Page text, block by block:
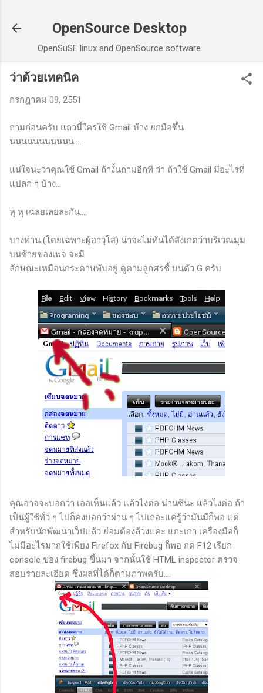
OpenSource Desktop
OpenSuSE linux and OpenSource software
ว่าด้วยเทคนิค
กรกฎาคม 09, 2551
ถามก่อนครับ แถวนี้ใครใช้ Gmail บ้าง ยกมือขึ้น
นนนนนนนนนนน....
แน่ใจนะว่าคุณใช้ Gmail ถ้างั้นถามอีกที ว่า ถ้าใช้ Gmail มีอะไรที่
แปลก ๆ บ้าง...
หุ หุ เฉลยเลยละกัน....
บางท่าน (โดยเฉพาะผู้อาวุโส) น่าจะไม่ทันได้สังเกตว่าบริเวณมุม
บนซ้ายของเพจ จะมี
ลักษณะเหมือนกระดาษพับอยู่ ดูตามลูกศรชี้ บนตัว G ครับ
คุณอาจจะบอกว่า เออเห็นแล้ว แล้วไงต่อ น่านซินะ แล้วไงต่อ ถ้า
เป็นผู้ใช้ทั่ว ๆ ไปก็คงบอกว่าผ่าน ๆ ไปเถอะแค่รู้ว่ามันมีก็พอ แต่
สำหรับนักพัฒนาเว็ปแล้ว ย่อมต้องล้วงแคะ แกะเกา เครื่องมือก็
ไม่มีอะไรมากใช้เพียง Firefox กับ Firebug ก็พอ กด F12 เรียก
console ของ firebug ขึ้นมา จากนั้นใช้ HTML inspector ตรวจ
สอบรายละเอียด ซึ่งผลที่ได้ก็ตามภาพครับ....